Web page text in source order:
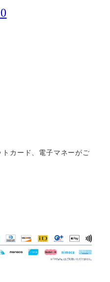
カード、電子マネーがご